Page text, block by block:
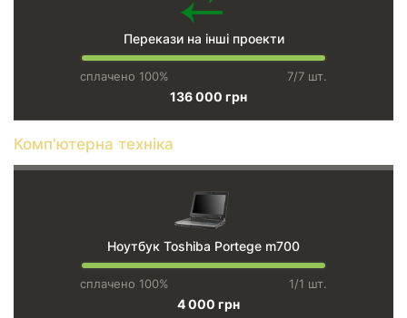
Перекази на інші проекти
сплачено 100% 7/7 шт.
136 000 грн
Комп'ютерна техніка
Ноутбук Toshiba Portege m700
сплачено 100% 1/1 шт.
4 000 грн